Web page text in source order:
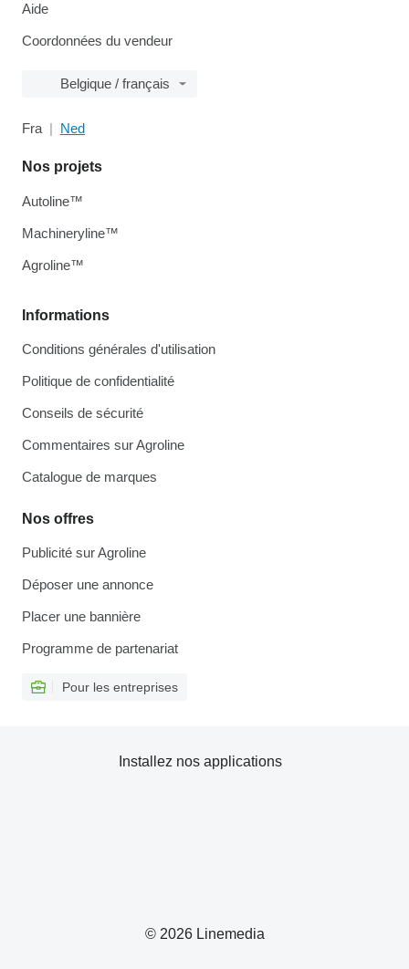
Aide
Coordonnées du vendeur
Belgique / français
Fra Ned
Informations
Conditions générales d'utilisation
Politique de confidentialité
Conseils de sécurité
Commentaires sur Agroline
Catalogue de marques
Nos offres
Publicité sur Agroline
Déposer une annonce
Placer une bannière
Programme de partenariat
Pour les entreprises
Nos projets
Autoline™
Machineryline™
Agroline™
© 2026 Linemedia
Installez nos applications